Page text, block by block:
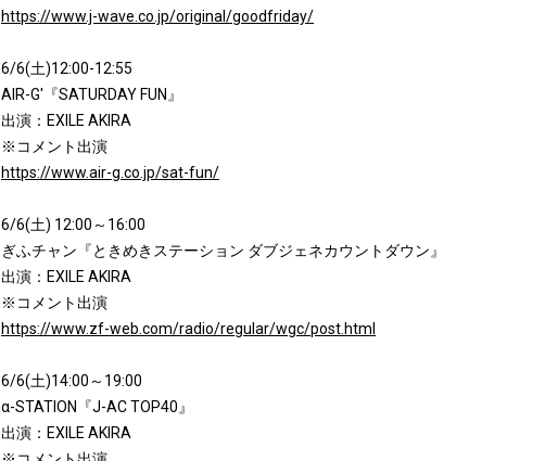
https://www.j-wave.co.jp/original/goodfriday/
6/6(土)12:00-12:55
AIR-G'『SATURDAY FUN』
出演：EXILE AKIRA
※コメント出演
https://www.air-g.co.jp/sat-fun/
6/6(土) 12:00～16:00
ぎふチャン『ときめきステーション ダブジェネカウントダウン』
出演：EXILE AKIRA
※コメント出演
https://www.zf-web.com/radio/regular/wgc/post.html
6/6(土)14:00～19:00
α-STATION『J-AC TOP40』
出演：EXILE AKIRA